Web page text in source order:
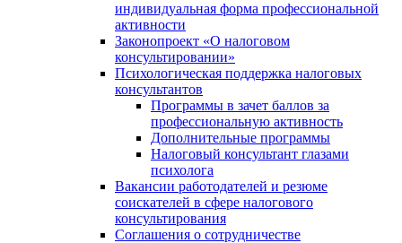
индивидуальная форма профессиональной
активности
Законопроект «О налоговом
консультировании»
Психологическая поддержка налоговых
консультантов
Программы в зачет баллов за
профессиональную активность
Дополнительные программы
Налоговый консультант глазами
психолога
Вакансии работодателей и резюме
соискателей в сфере налогового
консультирования
Соглашения о сотрудничестве